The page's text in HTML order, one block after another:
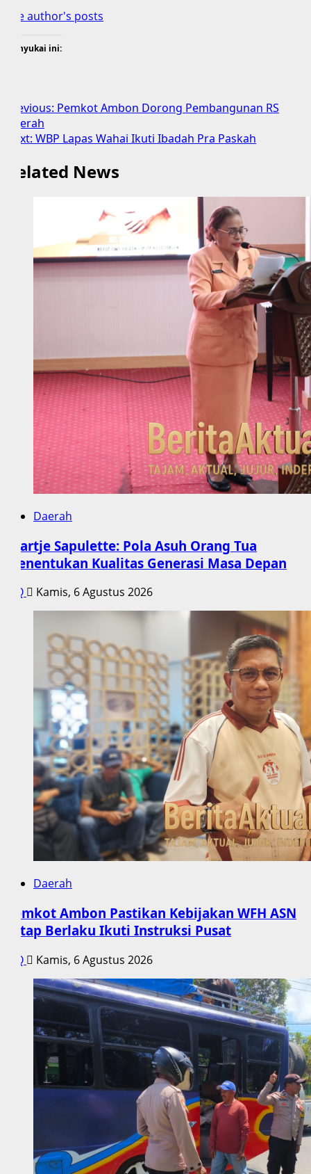
See author's posts
Menyukai ini:
Post
navigation
Previous: Pemkot Ambon Dorong Pembangunan RS
Daerah
Next: WBP Lapas Wahai Ikuti Ibadah Pra Paskah
Related News
Daerah
Saartje Sapulette: Pola Asuh Orang Tua
Menentukan Kualitas Generasi Masa Depan
Q Kamis, 6 Agustus 2026
Daerah
Pemkot Ambon Pastikan Kebijakan WFH ASN
Tetap Berlaku Ikuti Instruksi Pusat
Q Kamis, 6 Agustus 2026